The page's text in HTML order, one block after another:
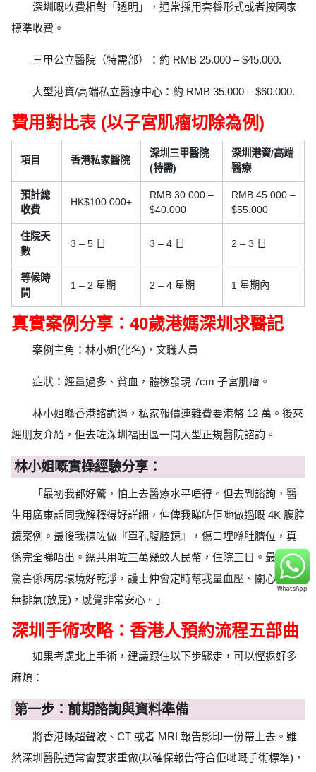
深圳嘅收費相對「透明」，通常採用套餐形式或者按國家
標準收費。
三甲公立醫院（特需部）：約 RMB 25.000 – $45.000.
大型港資/高端私立醫療中心：約 RMB 35.000 – $60.000.
費用對比表 (以子宮肌瘤切除為例)
項目 香港私家醫院
深圳三甲醫院
(特需)
深圳港資/高端
醫療
預計總
收費
HK$100.000+
RMB 30.000 –
$40.000
RMB 45.000 –
$55.000
住院天
數
3 – 5 日 3 – 4 日 2 – 3 日
等候時
間
1 – 2 星期 2 – 4 星期 1 星期內
真實案例分享：40歲港媽深圳求醫記
案例主角：林小姐(化名)，文職人員
症狀：經量過多、貧血，體檢發現 7cm 子宮肌瘤。
林小姐喺香港諮詢過，私家報價連雜費要港幣 12 萬。後來
經朋友介紹，佢去咗深圳福田區一間大型正規醫院諮詢。
林小姐嘅實操經驗分享：
「最初我都好驚，怕上去醫療水平唔得。但去到諮詢，醫
生用廣東話同我解釋得好詳細，仲俾我睇咗佢哋做過嘅 4K 腹腔
鏡案例。最後我揀咗做『單孔腹腔鏡』，傷口埋喺肚臍位，真
係完全睇唔出。總共用咗三萬幾蚊人民幣，住院三日。最令我
驚喜係病房環境好乾淨，護士仲會定時幫我量血壓、關心我有
無排氣(放屁)，感覺非常安心。」
深圳手術攻略：香港人預約流程五部曲
如果考慮北上手術，建議跟住以下步驟走，可以慳返好多
麻煩：
第一步：前期諮詢與資料準備
將香港嘅超聲波、CT 或者 MRI 報告影印一份帶上去。雖
然深圳醫院通常會要求重做(以確保報告符合佢哋嘅手術標準)，